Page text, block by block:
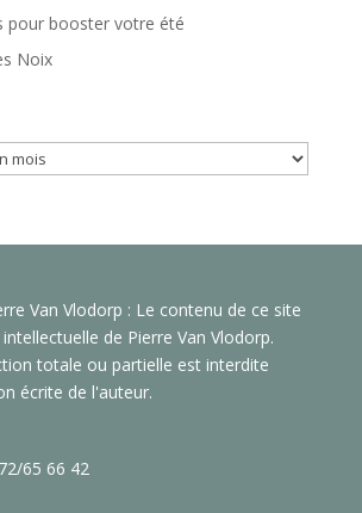
pour booster votre été
Noix
Van Vlodorp : Le contenu de ce site
de Pierre Van Vlodorp.
totale ou partielle est interdite
écrite de l'auteur.
65 66 42